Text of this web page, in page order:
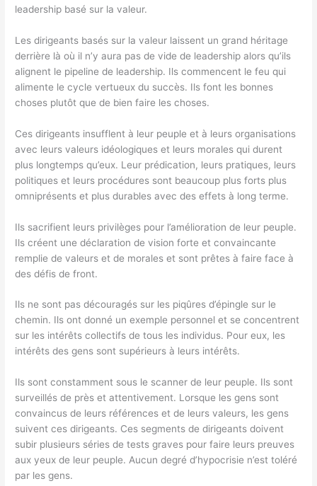
leadership basé sur la valeur.
Les dirigeants basés sur la valeur laissent un grand héritage
derrière là où il n’y aura pas de vide de leadership alors qu’ils
alignent le pipeline de leadership. Ils commencent le feu qui
alimente le cycle vertueux du succès. Ils font les bonnes
choses plutôt que de bien faire les choses.
Ces dirigeants insufflent à leur peuple et à leurs organisations
avec leurs valeurs idéologiques et leurs morales qui durent
plus longtemps qu’eux. Leur prédication, leurs pratiques, leurs
politiques et leurs procédures sont beaucoup plus forts plus
omniprésents et plus durables avec des effets à long terme.
Ils sacrifient leurs privilèges pour l’amélioration de leur peuple.
Ils créent une déclaration de vision forte et convaincante
remplie de valeurs et de morales et sont prêtes à faire face à
des défis de front.
Ils ne sont pas découragés sur les piqûres d’épingle sur le
chemin. Ils ont donné un exemple personnel et se concentrent
sur les intérêts collectifs de tous les individus. Pour eux, les
intérêts des gens sont supérieurs à leurs intérêts.
Ils sont constamment sous le scanner de leur peuple. Ils sont
surveillés de près et attentivement. Lorsque les gens sont
convaincus de leurs références et de leurs valeurs, les gens
suivent ces dirigeants. Ces segments de dirigeants doivent
subir plusieurs séries de tests graves pour faire leurs preuves
aux yeux de leur peuple. Aucun degré d’hypocrisie n’est toléré
par les gens.